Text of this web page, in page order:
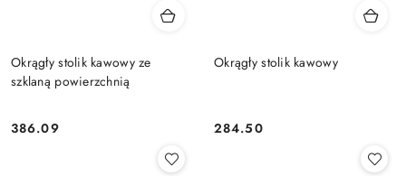
Okrągły stolik kawowy ze
szklaną powierzchnią
Cena:
386.09
Okrągły stolik kawowy
Cena:
284.50